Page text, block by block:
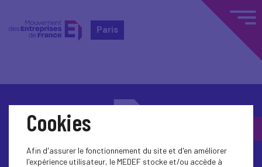
Paris
Contactez-nous
Cookies
Afin d'assurer le fonctionnement du site et d'en améliorer
l'expérience utilisateur, le MEDEF stocke et/ou accède à